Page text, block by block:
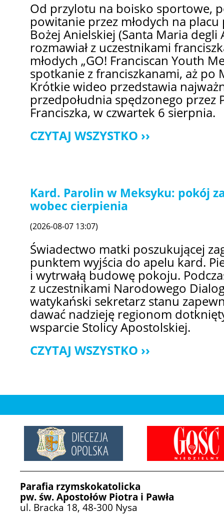
Od przylotu na boisko sportowe,
powitanie przez młodych na
Bożej Anielskiej (Santa Maria degli
rozmawiał z uczestnikami
młodych „GO! Franciscan Youth
spotkanie z franciszkanami, aż po
Krótkie wideo przedstawia
przedpołudnia spędzonego przez
Franciszka, w czwartek 6 sierpnia.
CZYTAJ WSZYSTKO
Kard. Parolin w Meksyku: pokój
wobec cierpienia
(2026-08-07 13:07)
Świadectwo matki poszukującej
punktem wyjścia do apelu kard.
i wytrwałą budowę pokoju.
z uczestnikami Narodowego
watykański sekretarz stanu
dawać nadzieję regionom
wsparcie Stolicy Apostolskiej.
CZYTAJ WSZYSTKO
Parafia rzymskokatolicka
pw. św. Apostołów Piotra i Pawła
ul. Bracka 18, 48-300 Nysa